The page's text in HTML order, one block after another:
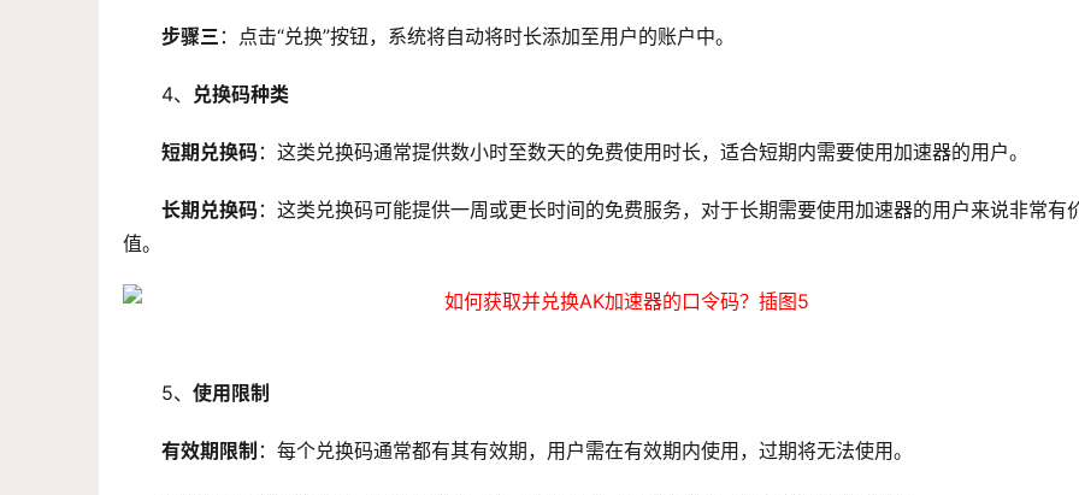
步骤三 ：点击“兑换”按钮，系统将自动将时长添加至用户的账户中。
4、 兑换码种类
短期兑换码：这类兑换码通常提供数小时至数天的免费使用时长，适合短期内需要使用加速器的用户。
长期兑换码：这类兑换码可能提供一周或更长时间的免费服务，对于长期需要使用加速器的用户来说非常有
值。
5、 使用限制
有效期限制 ：每个兑换码通常都有其有效期，用户需在有效期内使用，过期将无法使用。